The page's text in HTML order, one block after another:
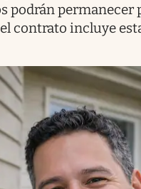
podrán permanecer
contrato incluye